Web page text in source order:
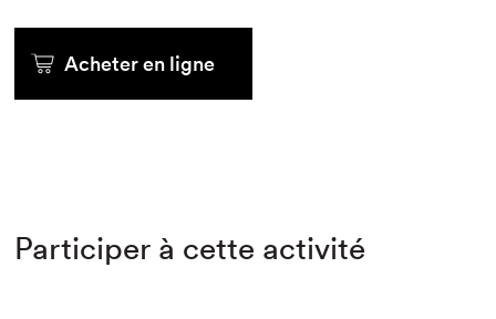
Acheter en ligne
Participer à cette activité